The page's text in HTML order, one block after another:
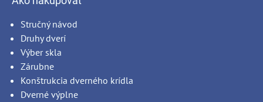
Stručný návod
Druhy dverí
Výber skla
Zárubne
Konštrukcia dverného krídla
Dverné výplne